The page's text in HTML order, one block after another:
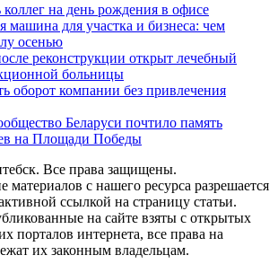
коллег на день рождения в офисе
машина для участка и бизнеса: чем
осенью
реконструкции открыт лечебный
больницы
оборот компании без привлечения
Беларуси почтило память
на Площади Победы
Все права защищены.
с нашего ресурса разрешается
ссылкой на страницу статьи.
на сайте взяты с открытых
порталов интернета, все права на
их законным владельцам.